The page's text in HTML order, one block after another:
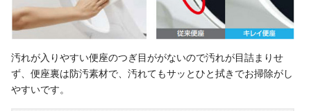
汚れが入りやすい便座のつぎ目ががないので汚れが目詰まりせ
ず、便座裏は防汚素材で、汚れてもサッとひと拭きでお掃除がし
やすいです。